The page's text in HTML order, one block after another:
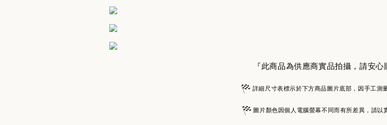
『此商品為供應商實品拍攝，請安心
詳細尺寸表標示於下方商品圖片底部，因手工測
圖片顏色因個人電腦螢幕不同而有所差異，請以